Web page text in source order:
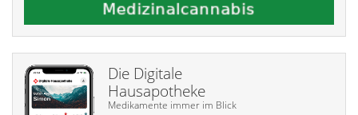
Die Digitale
Hausapotheke
Medikamente immer im Blick